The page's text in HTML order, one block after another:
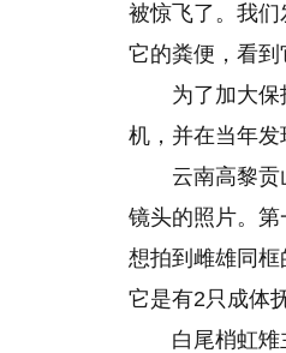
被惊飞了。我
它的粪便，看到
为了加大
机，并在当年发
云南高黎
镜头的照片。
想拍到雌雄同框
它是有2只成体
白尾梢虹